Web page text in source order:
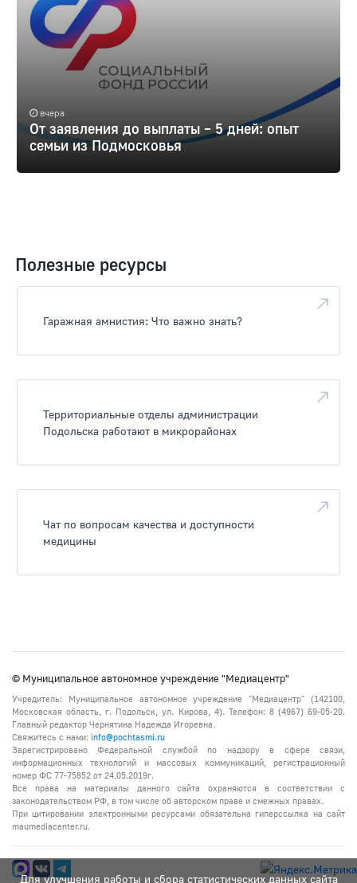
вчера
От заявления до выплаты – 5 дней: опыт
семьи из Подмосковья
Полезные ресурсы
Гаражная амнистия: Что важно знать?
Территориальные отделы администрации
Подольска работают в микрорайонах
Чат по вопросам качества и доступности
медицины
Для улучшения работы и сбора статистических данных сайта
© Муниципальное автономное учреждение "Медиацентр"
Учредитель: Муниципальное автономное учреждение "Медиацентр" (142100,
Московская область, г. Подольск, ул. Кирова, 4). Телефон: 8 (4967) 69-05-20.
Главный редактор Чернятина Надежда Игоревна.
Свяжитесь с нами: info@pochtasmi.ru
Зарегистрировано Федеральной службой по надзору в сфере связи,
информационных технологий и массовых коммуникаций, регистрационный
номер ФС 77-75852 от 24.05.2019г.
Все права на материалы данного сайта охраняются в соответствии с
законодательством РФ, в том числе об авторском праве и смежных правах.
При цитировании электронными ресурсами обязательна гиперссылка на сайт
maumediacenter.ru.